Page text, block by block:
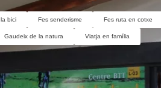
bici Fes senderisme Fes ruta en cotxe
Gaudeix de la natura Viatja en família